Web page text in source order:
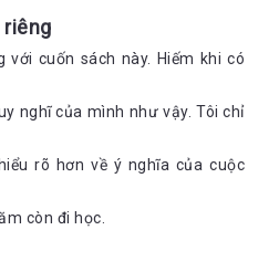
riêng
cuốn sách này. Hiếm khi có
nghĩ của mình như vậy. Tôi chỉ
rõ hơn về ý nghĩa của cuộc
còn đi học.